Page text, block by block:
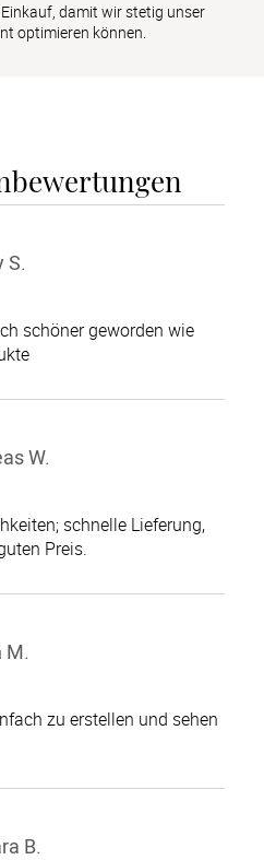
damit wir stetig unser
optimieren können.
S.
schöner geworden wie
W.
schnelle Lieferung,
Preis.
M.
zu erstellen und sehen
B.